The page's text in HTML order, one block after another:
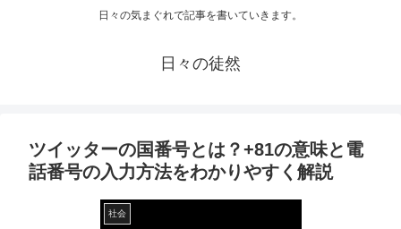
日々の気まぐれで記事を書いていきます。
日々の徒然
ツイッターの国番号とは？+81の意味と電
話番号の入力方法をわかりやすく解説
社会